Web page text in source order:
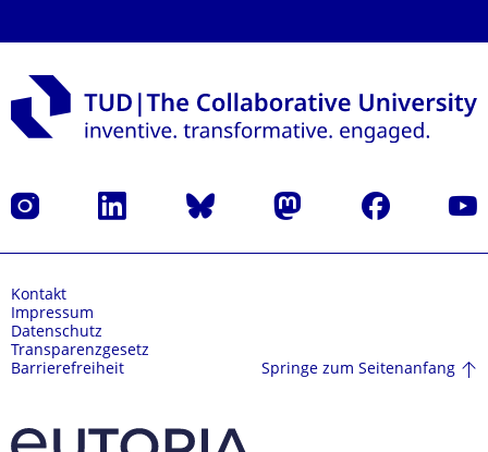
Instagram LinkedIn Bluesky Mastodon Facebook
Kontakt
Impressum
Datenschutz
Transparenzgesetz
Barrierefreiheit
Springe zum Seitenanfang